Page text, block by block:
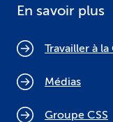
En savoir plus
Travailler à la
Médias
Groupe CSS